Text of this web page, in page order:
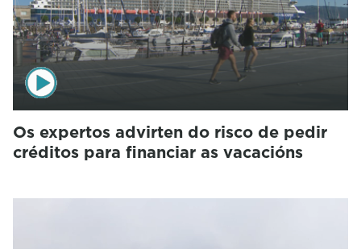
Os expertos advirten do risco de pedir
créditos para financiar as vacacións